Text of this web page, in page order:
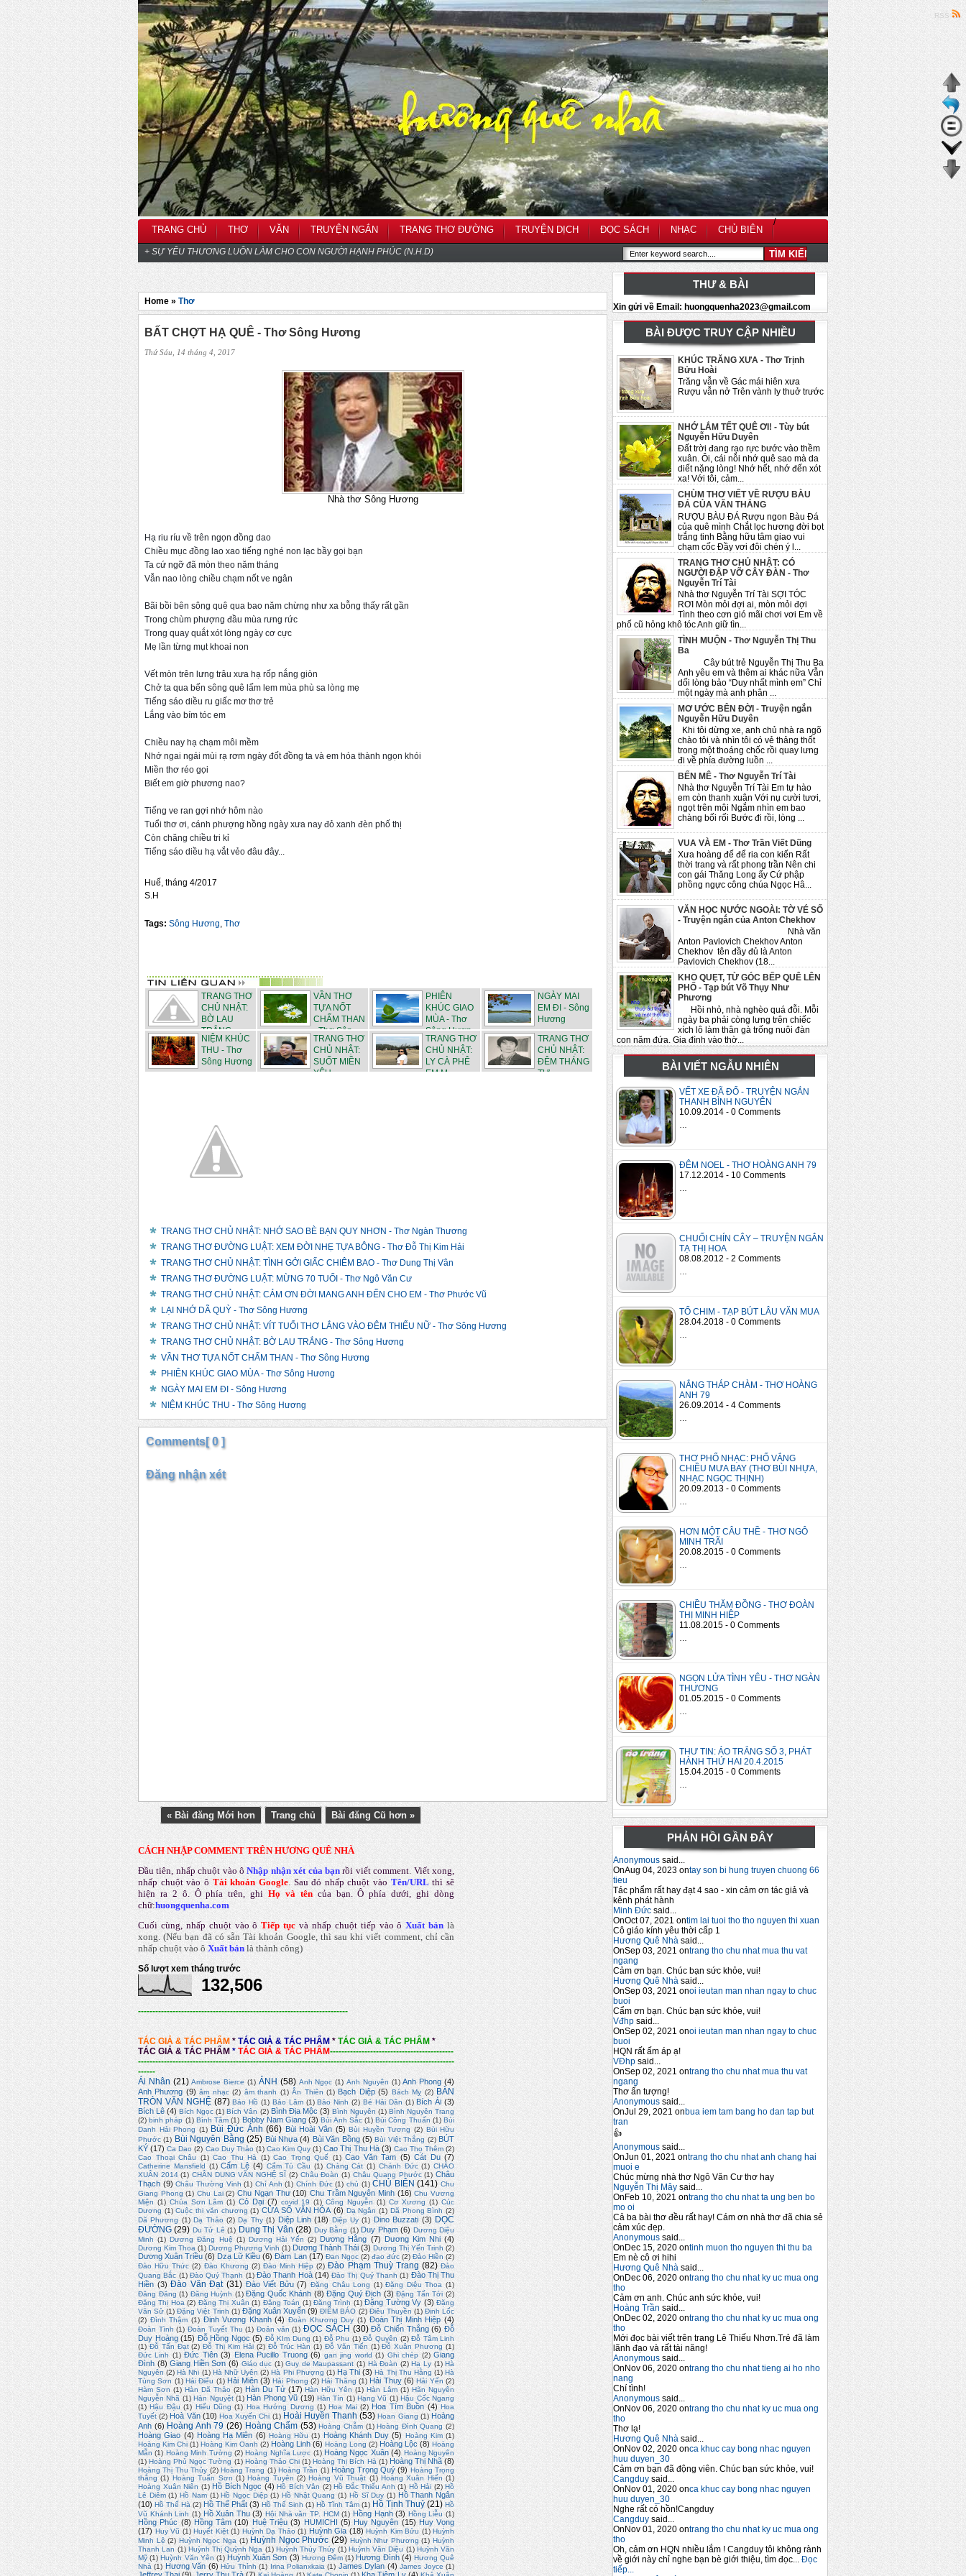
TRANG CHỦ THƠ VĂN TRUYỆN NGẮN TRANG THƠ ĐƯỜNG TRUYỆN DỊCH
/
ĐỌC SÁCH NHẠC CHỦ BIÊN
+ SỰ YÊU THƯƠNG LUÔN LÀM CHO CON NGƯỜI HẠNH PHÚC (N.H.D)
RSS
THƯ & BÀI
Xin gửi về Email: huongquenha2023@gmail.com
BÀI ĐƯỢC TRUY CẬP NHIỀU
KHÚC TRĂNG XƯA - Thơ Trịnh
Bửu Hoài
Trăng vẫn về Gác mái hiên xưa
Rượu vẫn nở Trên vành ly thuở trước
NHỚ LẮM TẾT QUÊ ƠI! - Tùy bút
Nguyễn Hữu Duyên
Đất trời đang rạo rực bước vào thềm
xuân. Ôi, cái nỗi nhớ quê sao mà da
diết nặng lòng! Nhớ hết, nhớ đến xót
xa! Với tôi, cảm...
CHÙM THƠ VIẾT VỀ RƯỢU BÀU
ĐÁ CỦA VĂN THẮNG
RƯỢU BÀU ĐÁ Rượu ngon Bàu Đá
của quê mình Chắt lọc hương đời bọt
trắng tinh Bằng hữu tâm giao vui
chạm cốc Đầy vơi đôi chén ý l...
TRANG THƠ CHỦ NHẬT: CÓ
NGƯỜI ĐẬP VỠ CÂY ĐÀN - Thơ
Nguyễn Trí Tài
Nhà thơ Nguyễn Trí Tài SỢI TÓC
RƠI Mòn mỏi đợi ai, mòn mỏi đợi
Tình theo cơn gió mãi chơi vơi Em về
phố cũ hỏng khô tóc Anh giữ tìn...
TÌNH MUỘN - Thơ Nguyễn Thị Thu
Ba
Cây bút trẻ Nguyễn Thị Thu Ba
Anh yêu em và thêm ai khác nữa Vẫn
dối lòng bảo “Duy nhất mình em” Chỉ
một ngày mà anh phân ...
MƠ ƯỚC BÊN ĐỜI - Truyện ngắn
Nguyễn Hữu Duyên
Khi tôi dừng xe, anh chủ nhà ra ngõ
chào tôi và nhìn tôi có vẻ thảng thốt
trong một thoáng chốc rồi quay lưng
đi về phía đường luồn ...
BẾN MÊ - Thơ Nguyễn Trí Tài
Nhà thơ Nguyễn Trí Tài Em tự hào
em còn thanh xuân Với nụ cười tươi,
ngọt trên môi Ngắm nhìn em bao
chàng bối rối Bước đi rồi, lòng ...
VUA VÀ EM - Thơ Trần Viết Dũng
Xưa hoàng đế để ria con kiến Rất
thời trang và rất phong trần Nên chi
con gái Thăng Long ấy Cứ phập
phồng ngực công chúa Ngọc Hâ...
VĂN HỌC NƯỚC NGOÀI: TỜ VÉ SỐ
- Truyện ngắn của Anton Chekhov
Nhà văn
Anton Pavlovich Chekhov Anton
Chekhov tên đầy đủ là Anton
Pavlovich Chekhov (18...
KHO QUẸT, TỪ GÓC BẾP QUÊ LÊN
PHỐ - Tạp bút Võ Thụy Như
Phương
Hồi nhỏ, nhà nghèo quá đỗi. Mỗi
ngày ba phải còng lưng trên chiếc
xích lô làm thân gà trống nuôi đàn
con năm đứa. Gia đình vào thờ...
BÀI VIẾT NGẪU NHIÊN
VẾT XE ĐÃ ĐỔ - TRUYỆN NGẮN
THANH BÌNH NGUYÊN
10.09.2014 - 0 Comments
ĐÊM NOEL - THƠ HOÀNG ANH 79
17.12.2014 - 10 Comments
CHUỐI CHÍN CÂY – TRUYỆN NGẮN
TẠ THỊ HOA
08.08.2012 - 2 Comments
TỔ CHIM - TẠP BÚT LÂU VĂN MUA
28.04.2018 - 0 Comments
NẮNG THÁP CHÀM - THƠ HOÀNG
ANH 79
26.09.2014 - 4 Comments
THƠ PHỔ NHẠC: PHỐ VẮNG
CHIỀU MƯA BAY (THƠ BÙI NHỰA,
NHẠC NGỌC THỊNH)
20.09.2013 - 0 Comments
HƠN MỘT CÂU THỀ - THƠ NGÔ
MINH TRÃI
20.08.2015 - 0 Comments
CHIỀU THĂM ĐỒNG - THƠ ĐOÀN
THỊ MINH HIỆP
11.08.2015 - 0 Comments
NGỌN LỬA TÌNH YÊU - THƠ NGÀN
THƯƠNG
01.05.2015 - 0 Comments
THƯ TIN: ÁO TRẮNG SỐ 3, PHÁT
HÀNH THỨ HAI 20.4.2015
15.04.2015 - 0 Comments
PHẢN HỒI GẦN ĐÂY
Anonymous said...
OnAug 04, 2023 ontay son bi hung truyen chuong 66
tieu
Tác phẩm rất hay đạt 4 sao - xin cảm ơn tác giả và
kênh phát hành
Minh Đức said...
OnOct 07, 2021 ontim lai tuoi tho tho nguyen thi xuan
Cô giáo kính yêu thời cấp 1
Hương Quê Nhà said...
OnSep 03, 2021 ontrang tho chu nhat mua thu vat
ngang
Cảm ơn bạn. Chúc bạn sức khỏe, vui!
Hương Quê Nhà said...
OnSep 03, 2021 onoi ieutan man nhan ngay to chuc
buoi
Cẩm ơn bạn. Chúc bạn sức khỏe, vui!
Vđhp said...
OnSep 02, 2021 onoi ieutan man nhan ngay to chuc
buoi
HQN rất ấm áp ạ!
VĐhp said...
OnSep 02, 2021 ontrang tho chu nhat mua thu vat
ngang
Thơ ấn tượng!
Anonymous said...
OnJul 29, 2021 onbua iem tam bang ho dan tap but
tran
👍
Anonymous said...
OnJun 01, 2021 ontrang tho chu nhat anh chang hai
muoi e
Chúc mừng nhà thơ Ngô Văn Cư thơ hay
Nguyễn Thị Mây said...
OnFeb 10, 2021 ontrang tho chu nhat ta ung ben bo
mo oi
Cả ba bài thơ đều rất hay! Cám ơn nhà thơ đã chia sẻ
cảm xúc đẹp.
Anonymous said...
OnDec 15, 2020 ontinh muon tho nguyen thi thu ba
Em nè cô ơi hihi
Hương Quê Nhà said...
OnDec 06, 2020 ontrang tho chu nhat ky uc mua ong
tho
Cảm ơn anh. Chúc anh sức khỏe, vui!
Hoàng Trần said...
OnDec 02, 2020 ontrang tho chu nhat ky uc mua ong
tho
Mới đọc bài viết trên trang Lê Thiếu Nhơn.Trẻ đã làm
lãnh đạo và rất tài năng!
Anonymous said...
OnNov 06, 2020 ontrang tho chu nhat tieng ai ho nho
nang
Chí tình!
Anonymous said...
OnNov 06, 2020 ontrang tho chu nhat ky uc mua ong
tho
Thơ lạ!
Hương Quê Nhà said...
OnNov 02, 2020 onca khuc cay bong nhac nguyen
huu duyen_30
Cảm ơn bạn đã động viên. Chúc bạn sức khỏe, vui!
Cangduy said...
OnNov 01, 2020 onca khuc cay bong nhac nguyen
huu duyen_30
Nghe rất có hồn!Cangduy
Cangduy said...
OnNov 01, 2020 ontrang tho chu nhat ky uc mua ong
tho
Oh, cảm ơn HQN nhiều lắm ! Cangduy tôi không rành
về giới này chỉ nghe bạn bè giới thiệu, tìm đọc...
Đọc
tiếp...
Home » Thơ
BẤT CHỢT HẠ QUÊ - Thơ Sông Hương
Thứ Sáu, 14 tháng 4, 2017
Nhà thơ Sông Hương
Hạ riu ríu về trên ngọn đồng dao
Chiều mục đồng lao xao tiếng nghé non lạc bầy gọi bạn
Ta cứ ngỡ đã mòn theo năm tháng
Vẫn nao lòng chiều chạm nốt ve ngân
Bãi bồi bên sông quê qua bao năm chừng như xa bỗng thấy rất gần
Trong chùm phượng đầu mùa rưng rức
Trong quay quắt xót lòng ngày cơ cực
Mẹ lần từng mụt khoai non
Vết mòn trên lưng trâu xưa hạ rốp nắng giòn
Chở ta qua bến sông quê lấm lem mùa phù sa lòng mẹ
Tiếng sáo diều ru giấc mơ thơ trẻ
Lắng vào bím tóc em
Chiều nay hạ chạm môi mềm
Nhớ ngai ngái mùi rạ rơm ngày đốt đồng ta và em hóa thành ngọn khói
Miền thơ réo gọi
Biết em giờ phương nao?
Tiếng ve ran gợi nhớ hôm nào
Tuổi thơ ơi, cánh phượng hồng ngày xưa nay đỏ xanh đèn phố thị
Còn chăng chiều tri kỉ
Tiếng sáo diều hạ vắt vẻo đâu đây...
Huế, tháng 4/2017
S.H
Tags: Sông Hương, Thơ
TRANG THƠ
CHỦ NHẬT:
BỜ LAU
TRẮNG - ...
VẦN THƠ
TỰA NỐT
CHẤM THAN
- Thơ Sôn...
PHIÊN
KHÚC GIAO
MÙA - Thơ
Sông Hươn...
NGÀY MAI
EM ĐI - Sông
Hương
NIỆM KHÚC
THU - Thơ
Sông Hương
TRANG THƠ
CHỦ NHẬT:
SUỐT MIỀN
YÊU -...
TRANG THƠ
CHỦ NHẬT:
LY CÀ PHÊ
EM M...
TRANG THƠ
CHỦ NHẬT:
ĐÊM THÁNG
TƯ - ...
TRANG THƠ CHỦ NHẬT: NHỚ SAO BÈ BẠN QUY NHƠN - Thơ Ngàn Thương
TRANG THƠ ĐƯỜNG LUẬT: XEM ĐỜI NHẸ TỰA BÔNG - Thơ Đỗ Thị Kim Hải
TRANG THƠ CHỦ NHẬT: TÌNH GỞI GIẤC CHIÊM BAO - Thơ Dung Thị Vân
TRANG THƠ ĐƯỜNG LUẬT: MỪNG 70 TUỔI - Thơ Ngô Văn Cư
TRANG THƠ CHỦ NHẬT: CẢM ƠN ĐỜI MANG ANH ĐẾN CHO EM - Thơ Phước Vũ
LẠI NHỚ DÃ QUỲ - Thơ Sông Hương
TRANG THƠ CHỦ NHẬT: VÍT TUỔI THƠ LẮNG VÀO ĐÊM THIẾU NỮ - Thơ Sông Hương
TRANG THƠ CHỦ NHẬT: BỜ LAU TRẮNG - Thơ Sông Hương
VẦN THƠ TỰA NỐT CHẤM THAN - Thơ Sông Hương
PHIÊN KHÚC GIAO MÙA - Thơ Sông Hương
NGÀY MAI EM ĐI - Sông Hương
NIỆM KHÚC THU - Thơ Sông Hương
Comments[ 0 ]
Đăng nhận xét
« Bài đăng Mới hơn Trang chủ Bài đăng Cũ hơn »
CÁCH NHẬP COMMENT TRÊN HƯƠNG QUÊ NHÀ
Đầu tiên, nhấp chuột vào ô Nhập nhận xét của bạn rồi viết comment. Viết xong,
nhấp chuột vào ô Tài khoản Google. Sau đó nhấp chuột vào Tên/URL thì sẽ
hiện ra 2 ô. Ô phía trên, ghiHọ và tên của bạn. Ô phía dưới, ghi dòng
chữ:huongquenha.com
Cuối cùng, nhấp chuột vào ô Tiếp tục và nhấp chuột tiếp vào ôXuất bản là
xong.(Nếu bạn đã có sẵn Tài khoản Google, thì sau khi viết comment, chỉ cần
nhấp chuột vào ôXuất bản là thành công)
Số lượt xem tháng trước
132,506
-------------------------------------------------------------------------
TÁC GIẢ & TÁC PHẨM * TÁC GIẢ & TÁC PHẨM * TÁC GIẢ & TÁC PHẨM *
TÁC GIẢ & TÁC PHẨM * TÁC GIẢ & TÁC PHẨM-------------------------------------------
--------------------------------------------------------------------------------------------------------------
------
Ái Nhân (21) Ambrose Bierce (1) ẢNH (58) Anh Ngọc (1) Anh Nguyên (1) Anh Phong (4)
Anh Phương (9) âm nhạc (2) âm thanh (1) Ân Thiên (1) Bạch Diệp (5) Bách Mỵ (2) BÀN
TRÒN VĂN NGHỆ (87) Bảo Hồ (1) Bảo Lâm (1) Bảo Ninh (2) Bé Hải Dân (1) Bích Ái (3)
Bích Lê (4) Bích Ngọc (1) Bích Vân (2) Bình Địa Mộc (3) Bình Nguyên (1) Bình Nguyên Trang
(2) binh pháp (1) Bình Tâm (1) Bobby Nam Giang (3) Bùi Anh Sắc (1) Bùi Công Thuấn (1) Bùi
Danh Hải Phong (1) Bùi Đức Ánh (66) Bùi Hoài Vân (5) Bùi Huyền Tương (2) Bùi Hữu
Phước (1) Bùi Nguyên Bằng (25) Bùi Nhựa (4) Bùi Văn Bồng (5) Bùi Việt Thắng (2) BÚT
KÝ (17) Ca Dao (2) Cao Duy Thảo (1) Cao Kim Quy (1) Cao Thị Thu Hà (3) Cao Thọ Thêm (2)
Cao Thoại Châu
(1) Cao Thu Hà (1) Cao Trọng Quế (1) Cao Văn Tam (5) Cát Du (7)
Catherine Mansfield (1) Cẩm Lệ (4) Cẩm Tú Cầu (1) Chàng Cát (1) Chánh Đức (1) CHÀO
XUÂN 2014 (1) CHÂN DUNG VĂN NGHỆ SĨ (2) Châu Đoàn (1) Châu Quang Phước (1) Châu
Thạch (9) Châu Thường Vinh (1) Chí Anh (1) Chính Đức (1) chủ (1) CHỦ BIÊN (141) Chu
Giang Phong (1) Chu Lai (2) Chu Ngạn Thư (10) Chu Trầm Nguyên Minh (16) Chu Vương
Miện (1) Chúa Sơn Lâm (1) Cỏ Dại (7) covid 19 (1) Công Nguyễn (1) Cơ Xương (1) Cúc
Dương (1) Cuộc thi văn chương (1) CỬA SỔ VĂN HÓA (6) Dạ Ngân (1) Dã Phong Bình (2)
Dã Phương (1) Dạ Thảo (2) Dạ Thy (1) Diệp Linh (18) Diệp Uy (1) Dino Buzzati (3) DỌC
ĐƯỜNG (29) Du Tử Lê (1) Dung Thị Vân (28) Duy Bằng (1) Duy Phạm (6) Dương Diệu
Minh (1) Dương Đăng Huệ (1) Dương Hải Yến (2) Dương Hằng (7) Dương Kim Nhi (4)
Dương Kim Thoa (1) Dương Phương Vinh (1) Dương Thành Thái (3) Dương Thị Yến Trinh (2)
Dương Xuân Triều (6) Dzạ Lữ Kiều (6) Đàm Lan (17) Đan Ngọc (2) đạo đức (2) Đào Hiền (2)
Đào Hữu Thức (2) Đào Khương (2) Đào Minh Hiệp (2) Đào Phạm Thuỳ Trang (82) Đào
Quang Bắc (1) Đào Quý Thạnh (1) Đào Thanh Hoà (14) Đào Thị Quý Thanh (1) Đào Thị Thu
Hiền (3) Đào Văn Đạt (31) Đào Viết Bửu (7) Đặng Châu Long (1) Đặng Diệu Thoa (1)
Đăng Đăng (1) Đăng Huỳnh (1) Đặng Quốc Khánh (8) Đặng Quý Địch (3) Đặng Tấn Tới (2)
Đặng Thị Hoa (2) Đặng Thị Xuân (1) Đặng Toán (1) Đăng Trình (1) Đặng Tường Vy (3) Đặng
Văn Sử (1) Đặng Việt Trinh (1) Đặng Xuân Xuyến (9) ĐIỂM BÁO (2) Điêu Thuyền (1) Đinh Lốc
(2) Đình Thậm (1) Đinh Vương Khanh (4) Đoàn Khương Duy (1) Đoàn Thị Minh Hiệp (4)
Đoàn Tình (1) Đoàn Tuyết Thu (1) Đoản văn (1) ĐỌC SÁCH (30) Đỗ Chiến Thắng (6) Đỗ
Duy Hoàng (15) Đỗ Hồng Ngọc (5) Đỗ KIm Dung (1) Đỗ Phu (1) Đỗ Quyên (2) Đỗ Tâm Linh
(1) Đỗ Tấn Đạt (2) Đỗ Thị Kim Hải (2) Đỗ Trúc Hàn (1) Đỗ Văn Tiến (1) Đỗ Xuân Phương (1)
Đức Linh (1) Đức Tiên (3) Elena Pucillo Truong (6) gan jing world (1) Ghi chép (2) Giang
Đình (8) Giang Hiền Sơn (6) Giáo dục (1) Guy de Maupassant (1) Hà Đoàn (2) Hạ Ly (1) Hà
Nguyên (2) Hà Nhi (1) Hà Nhữ Uyên (2) Hà Phi Phượng (1) Hạ Thi (3) Hà Thị Thu Hằng (1) Hà
Tùng Sơn (1) Hải Điểu (1) Hải Miên (3) Hải Phong (2) Hải Thăng (1) Hải Thuỵ (6) Hải Yến (2)
Hàm Sơn (1) Hàn Dã Thảo (2) Hàn Du Tử (17) Hàn Hữu Yên (1) Hàn Lâm (1) Hãn Nguyên
Nguyễn Nhã (1) Hàn Nguyệt (1) Hàn Phong Vũ (19) Hàn Tín (1) Hạng Vũ (1) Hậu Cốc Ngang
(1) Hậu Đậu (1) Hiếu Dũng (1) Hoa Hướng Dương (1) Hoa Mai (2) Hoa Tím Buồn (4) Hoa
Tuyết (2) Hoà Văn (10) Hoa Xuyến Chi (1) Hoài Huyền Thanh (53) Hoan Giang (1) Hoàng
Anh (6) Hoàng Anh 79 (26) Hoàng Chẩm (53) Hoàng Chẫm (1) Hoàng Đình Quang (2)
Hoàng Giao (4) Hoàng Hạ Miên (6) Hoàng Hữu (1) Hoàng Khánh Duy (5) Hoàng Kim (1)
Hoàng Kim Chi (1) Hoàng Kim Oanh (2) Hoàng Linh (6) Hoàng Long (2) Hoàng Lộc (8) Hoàng
Mẫn (1) Hoàng Minh Tường (2) Hoàng Nghĩa Lược (1) Hoàng Ngọc Xuân (4) Hoàng Nguyên
(1) Hoàng Phủ Ngọc Tường (1) Hoàng Thảo Chi (1) Hoàng Thị Bích Hà (1) Hoàng Thị Nhã (8)
Hoàng Thị Thu Thủy (2) Hoàng Trang (1) Hoàng Trần (1) Hoàng Trọng Quý (9) Hoàng Trọng
thắng (1) Hoàng Tuấn Sơn (1) Hoàng Tuyên (2) Hoàng Vũ Thuật (1) Hoàng Xuân Hiến (1)
Hoàng Xuân Niên (1) Hồ Bích Ngọc (4) Hồ Bích Vân (2) Hồ Đắc Thiếu Anh (1) Hồ Hải (2) Hồ
Lê Diêm (1) Hồ Nam (1) Hồ Ngọc Diệp (1) Hồ Nhật Quang (1) Hồ Sĩ Duy (1) Hồ Thanh Ngân
(10) Hồ Thế Hà (2) Hồ Thế Phất (3) Hồ Thế Sinh (1) Hồ Tĩnh Tâm (1) Hồ Tịnh Thuỷ (21) Hồ
Vũ Khánh Linh (1) Hồ Xuân Thu (3) Hội Nhà văn TP. HCM (1) Hồng Hạnh (3) Hồng Liễu (1)
Hồng Phúc (8) Hồng Tâm (10) Huệ Triệu (3) HUMICHI (5) Huy Nguyên (15) Huy Vọng
(17) Huy Vũ (1) Huyết Kiệt (1) Huỳnh Dạ Thảo (1) Huỳnh Gia (18) Huỳnh Kim Bửu (1) Huỳnh
Minh Lệ (2) Huỳnh Ngọc Nga (1) Huỳnh Ngọc Phước (29) Huỳnh Như Phương (1) Huỳnh
Thanh Lan (1) Huỳnh Thị Quỳnh Nga (1) Huỳnh Thúy Thúy (1) Huỳnh Văn Diệu (1) Huỳnh Văn
Mỹ (1) Huỳnh Văn Yên (1) Huỳnh Xuân Sơn (3) Hương Đêm (1) Hương Đình (4) Hương Quê
Nhà (1) Hương Văn (6) Hửu Thỉnh (1) Irina Polianxkaia (1) James Dylan (4) James Joyce (1)